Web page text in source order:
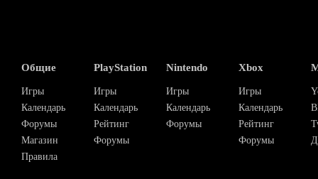
Общие
Игры
Календарь
Форумы
Магазин
Правила
PlayStation
Игры
Календарь
Рейтинг
Форумы
Nintendo
Игры
Календарь
Форумы
Xbox
Игры
Календарь
Рейтинг
Форумы